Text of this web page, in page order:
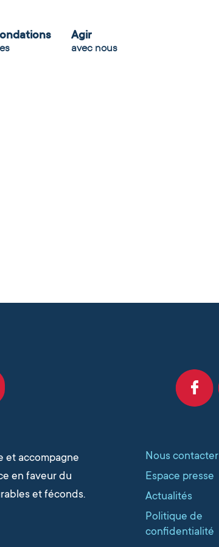
Agir
avec nous
et accompagne
en faveur du
et féconds.
Nous contacter
Espace presse
Actualités
Politique de
confidentialité